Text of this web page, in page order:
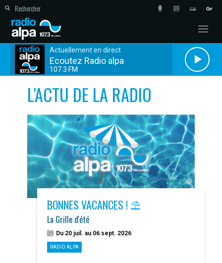
Actuellement en direct
Ecoutez Radio alpa
107.3 FM
L'ACTU DE LA RADIO
BONNES VACANCES ! ⛱️
La Grille d'été
Du 20 juil. au 06 sept. 2026
RADIO ALPA